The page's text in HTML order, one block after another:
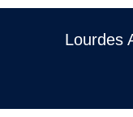
Lourdes